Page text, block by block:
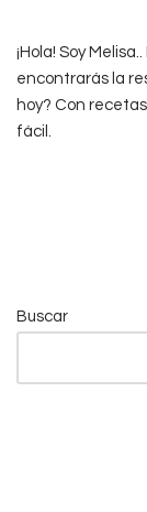
¡Hola! Soy
encontrarás la
hoy? Con
fácil.
Buscar